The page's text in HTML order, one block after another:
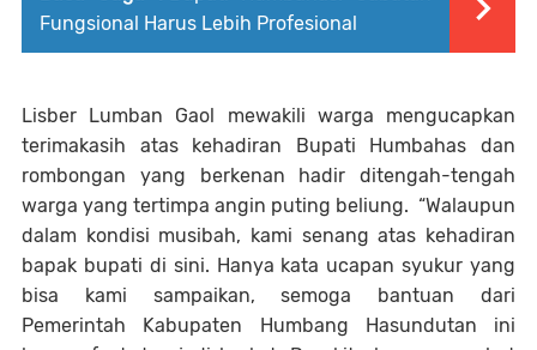
Fungsional Harus Lebih Profesional
Lisber Lumban Gaol mewakili warga mengucapkan
terimakasih atas kehadiran Bupati Humbahas dan
rombongan yang berkenan hadir ditengah-tengah
warga yang tertimpa angin puting beliung. “Walaupun
dalam kondisi musibah, kami senang atas kehadiran
bapak bupati di sini. Hanya kata ucapan syukur yang
bisa kami sampaikan, semoga bantuan dari
Pemerintah Kabupaten Humbang Hasundutan ini